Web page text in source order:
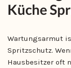
Küche
Wartungsarmut
Spritzschutz.
Hausbesitzer oft